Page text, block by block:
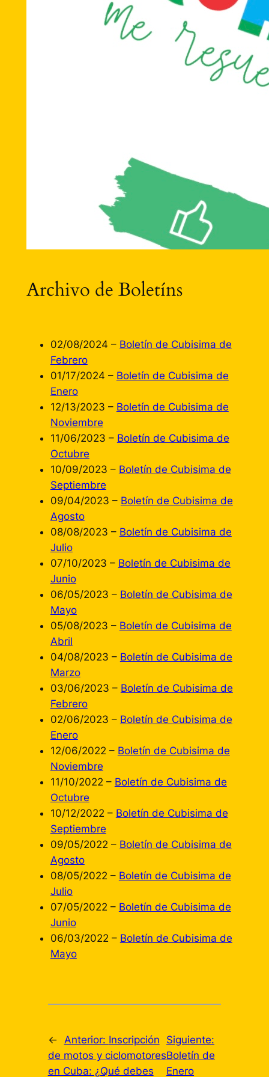
Archivo de Boletíns
02/08/2024 – Boletín de Cubisima de
Febrero
01/17/2024 – Boletín de Cubisima de
Enero
12/13/2023 – Boletín de Cubisima de
Noviembre
11/06/2023 – Boletín de Cubisima de
Octubre
10/09/2023 – Boletín de Cubisima de
Septiembre
09/04/2023 – Boletín de Cubisima de
Agosto
08/08/2023 – Boletín de Cubisima de
Julio
07/10/2023 – Boletín de Cubisima de
Junio
06/05/2023 – Boletín de Cubisima de
Mayo
05/08/2023 – Boletín de Cubisima de
Abril
04/08/2023 – Boletín de Cubisima de
Marzo
03/06/2023 – Boletín de Cubisima de
Febrero
02/06/2023 – Boletín de Cubisima de
Enero
12/06/2022 – Boletín de Cubisima de
Noviembre
11/10/2022 – Boletín de Cubisima de
Octubre
10/12/2022 – Boletín de Cubisima de
Septiembre
09/05/2022 – Boletín de Cubisima de
Agosto
08/05/2022 – Boletín de Cubisima de
Julio
07/05/2022 – Boletín de Cubisima de
Junio
06/03/2022 – Boletín de Cubisima de
Mayo
← Anterior: Inscripción
de motos y ciclomotores
en Cuba: ¿Qué debes
Siguiente:
Boletín de
Enero